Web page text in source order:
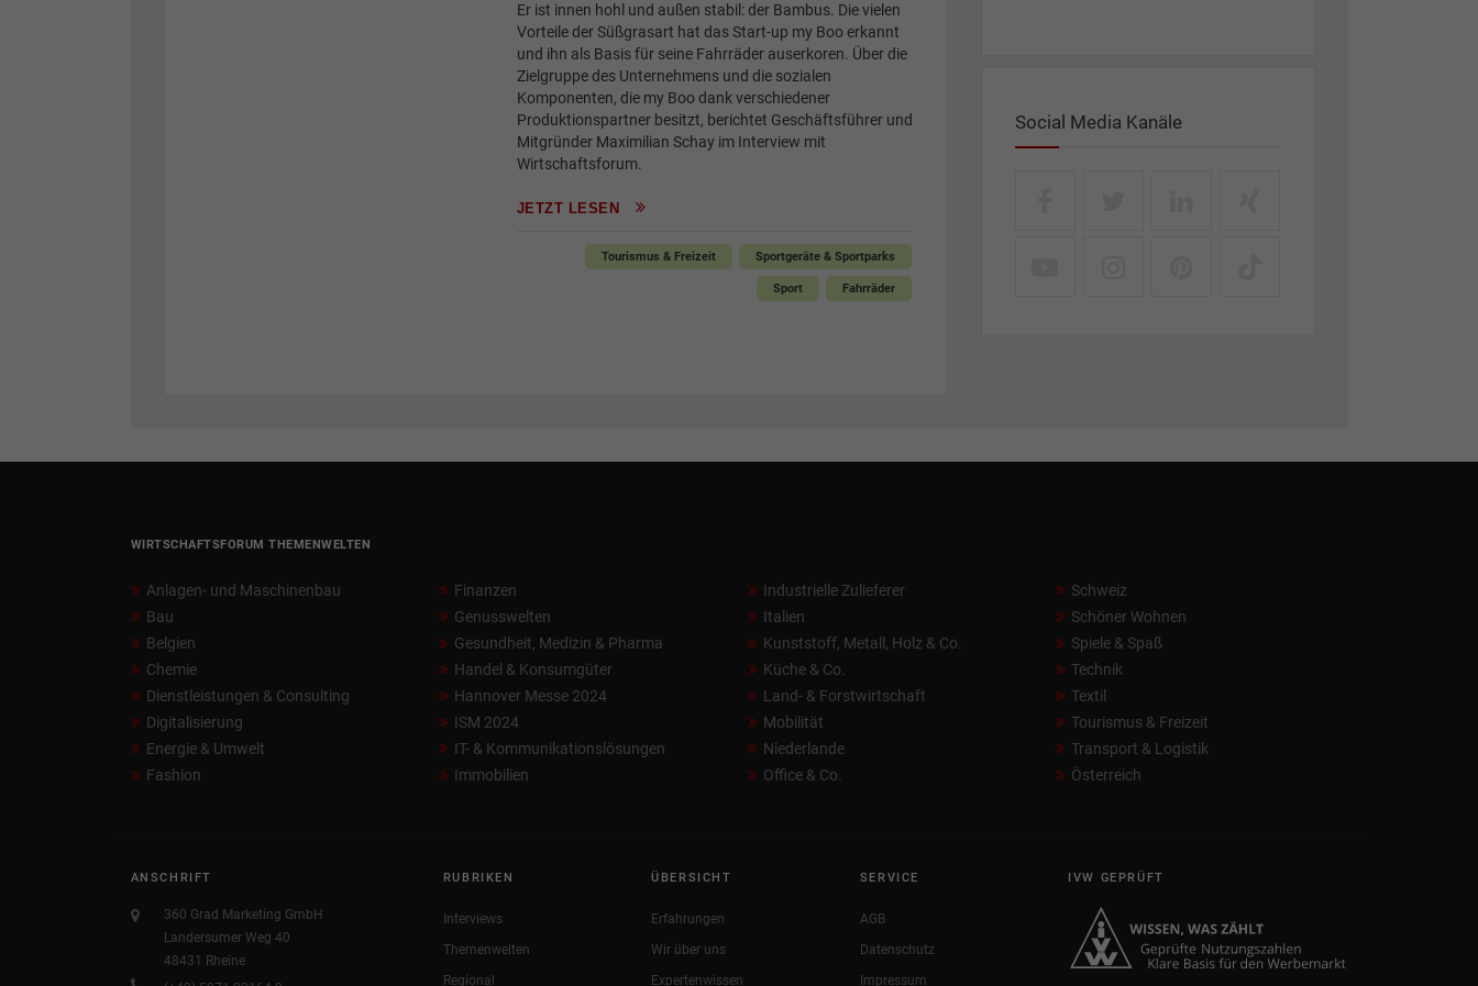
Er ist innen hohl und außen stabil: der Bambus. Die vielen
Vorteile der Süßgrasart hat das Start-up my Boo erkannt
und ihn als Basis für seine Fahrräder auserkoren. Über die
Zielgruppe des Unternehmens und die sozialen
Komponenten, die my Boo dank verschiedener
Produktionspartner besitzt, berichtet Geschäftsführer und
Mitgründer Maximilian Schay im Interview mit
Wirtschaftsforum.
JETZT LESEN
Tourismus & Freizeit Sportgeräte & Sportparks
Sport Fahrräder
Social Media Kanäle
WIRTSCHAFTSFORUM THEMENWELTEN
Anlagen- und Maschinenbau
Bau
Belgien
Chemie
Dienstleistungen & Consulting
Digitalisierung
Energie & Umwelt
Fashion
Finanzen
Genusswelten
Gesundheit, Medizin & Pharma
Handel & Konsumgüter
Hannover Messe 2024
ISM 2024
IT- & Kommunikationslösungen
Immobilien
Industrielle Zulieferer
Italien
Kunststoff, Metall, Holz & Co.
Küche & Co.
Land- & Forstwirtschaft
Mobilität
Niederlande
Office & Co.
Schweiz
Schöner Wohnen
Spiele & Spaß
Technik
Textil
Tourismus & Freizeit
Transport & Logistik
Österreich
ANSCHRIFT
360 Grad Marketing GmbH
Landersumer Weg 40
48431 Rheine
RUBRIKEN
Interviews
Themenwelten
Regional
ÜBERSICHT
Erfahrungen
Wir über uns
Expertenwissen
SERVICE
AGB
Datenschutz
Impressum
IVW GEPRÜFT